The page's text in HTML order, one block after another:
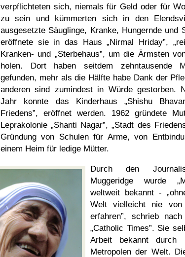
verpflichteten sich, niemals für Geld oder für
zu sein und kümmerten sich in den
ausgesetzte Säuglinge, Kranke, Hungernde und
eröffnete sie in das Haus Nirmal Hriday ,
Kranken- und
Sterbehaus , um die Ärmsten
holen. Dort haben seitdem zehntausende
gefunden, mehr als die Hälfte habe Dank der
anderen sind zumindest in Würde gestorben.
Jahr konnte das Kinderhaus Shishu
Friedens , eröffnet werden. 1962 gründete
Leprakolonie Shanti Nagar , Stadt des
Gründung von Schulen für Arme, von
einem Heim für ledige Mütter.
Durch den
Muggeridge wurde
weltweit bekannt -
Welt vielleicht nie von
erfahren , schrieb
Catholic Times . Sie
Arbeit bekannt durch
Metropolen der Welt.